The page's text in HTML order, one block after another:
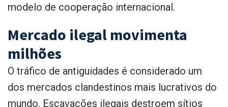
modelo de cooperação internacional.
Mercado ilegal movimenta
milhões
O tráfico de antiguidades é considerado um
dos mercados clandestinos mais lucrativos do
mundo. Escavações ilegais destroem sítios